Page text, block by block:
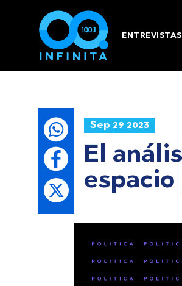
ENTREVISTAS
Sep 29 2023
El
espacio